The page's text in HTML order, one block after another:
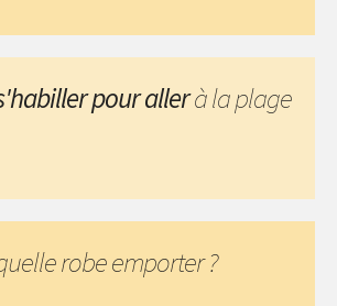
pour allerà la plage
robe emporter ?